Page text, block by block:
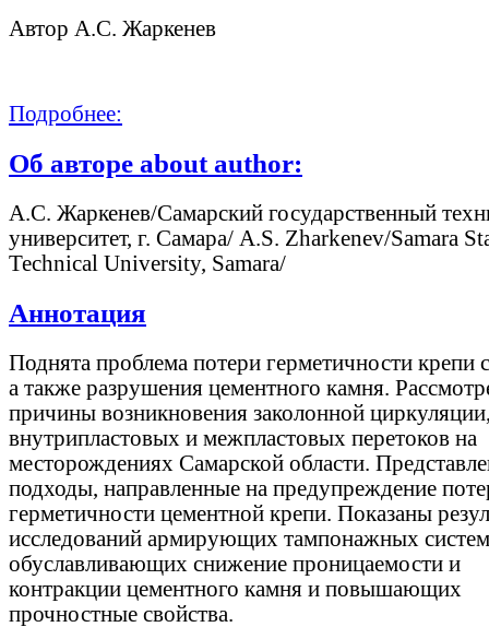
Автор А.С. Жаркенев
Подробнее:
Об авторе about author:
А.С. Жаркенев/Самарский государственный
университет, г. Самара/ А.S. Zharkenev/Samara
Technical University, Samara/
Аннотация
Поднята проблема потери герметичности крепи
а также разрушения цементного камня.
причины возникновения заколонной
внутрипластовых и межпластовых перетоков на
месторождениях Самарской области.
подходы, направленные на предупреждение
герметичности цементной крепи. Показаны
исследований армирующих тампонажных
обуславливающих снижение проницаемости и
контракции цементного камня и повышающих
прочностные свойства.